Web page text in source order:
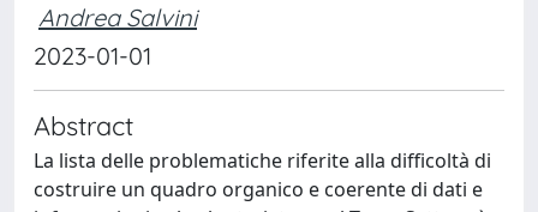
Andrea Salvini
2023-01-01
Abstract
La lista delle problematiche riferite alla difficoltà di
costruire un quadro organico e coerente di dati e